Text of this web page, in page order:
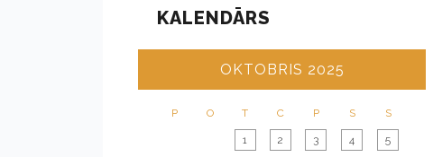
KALENDĀRS
OKTOBRIS 2025
P O T C P S S
1 2 3 4 5